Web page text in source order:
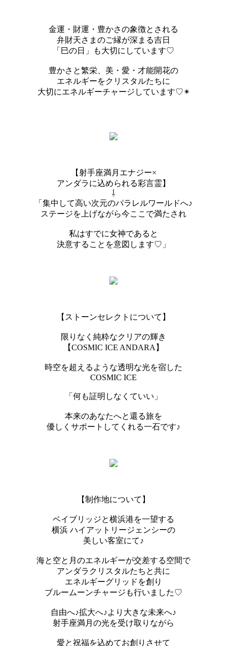
金運・財運・豊かさの象徴とされる
弁財天さまのご縁が深まる吉日
「巳の日」も大切にしています♡
豊かさと繁栄、美・愛・才能開花の
エネルギーをクリスタルたちに
大切にエネルギーチャージしています♡✴︎
【射手座満月エナジー×
アンダラに込められる彩言霊】
⇩
「集中して高い次元のパラレルワールドへ♪
ステージを上げながら今ここで満たされ
私はすでに女神であると
決意することを意図します♡」
【ストーンセレクトについて】
限りなく純粋なクリアの輝き
【COSMIC ICE ANDARA】
時空を超えるような透明な光を宿した
COSMIC ICE
「何も証明しなくていい」
本来のあなたへと還る旅を
優しくサポートしてくれる一石です♪
【制作地について】
ベイブリッジと横浜港を一望する
横浜 ハイアットリージェンシーの
美しい客室にて♪
海と空と月のエネルギーが交差する空間で
アンダラクリスタルたちと共に
エネルギーグリッドを創り
ブルームーンチャージも行いました♡
自由へ♪拡大へ♪より大きな未来へ♪
射手座満月の光を受け取りながら
愛と祝福を込めてお創りさせて